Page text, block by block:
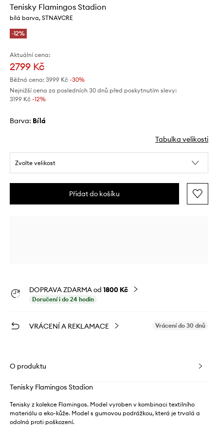
Tenisky Flamingos Stadion
bílá barva, STNAVCRE
-12%
Aktuální cena:
2799 Kč
Běžná cena: 3999 Kč -30%
Nejnižší cena za posledních 30 dnů před poskytnutím slevy:
3199 Kč -12%
Barva: bílá
Tabulka velikosti
Zvolte velikost
Přidat do košíku
DOPRAVA ZDARMA od 1800 Kč
Doručení i do 24 hodin
VRÁCENÍ A REKLAMACE Vrácení do 30 dnů
O produktu
Tenisky Flamingos Stadion
Tenisky z kolekce Flamingos. Model vyroben v kombinaci textilního
materiálu a eko-kůže. Model s gumovou podrážkou, která je trvalá a
odolná proti poškození.